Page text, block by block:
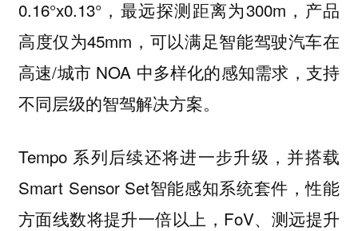
0.16°x0.13°，最远探测距离为300m，产品
高度仅为45mm，可以满足智能驾驶汽车在
高速/城市 NOA 中多样化的感知需求，支持
不同层级的智驾解决方案。
Tempo 系列后续还将进一步升级，并搭载
Smart Sensor Set智能感知系统套件，性能
方面线数将提升一倍以上，FoV、测远提升